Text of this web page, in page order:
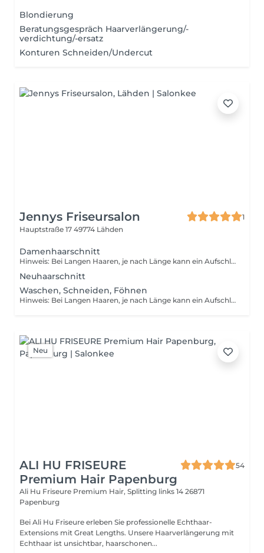
Blondierung
Beratungsgespräch Haarverlängerung/-
verdichtung/-ersatz
Konturen Schneiden/Undercut
Jennys Friseursalon
1
Hauptstraße 17 49774 Lähden
Damenhaarschnitt
Hinweis: Bei Langen Haaren, je nach Länge kann ein Aufschlag bis zu 7€ durch den Mehraufwand aufkommen.
Neuhaarschnitt
Waschen, Schneiden, Föhnen
Hinweis: Bei Langen Haaren, je nach Länge kann ein Aufschlag bis zu 7€ durch den Mehraufwand aufkommen.
Neu
ALI HU FRISEURE
Premium Hair Papenburg
54
Ali Hu Friseure Premium Hair, Splitting links 14 26871
Papenburg
Bei Ali Hu Friseure erleben Sie professionelle Echthaar-
Extensions mit Great Lengths. Unsere Haarverlängerung mit
Echthaar ist unsichtbar, haarschonen...